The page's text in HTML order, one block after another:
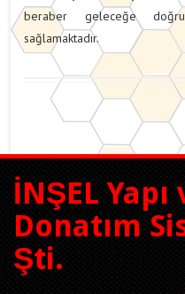
beraber geleceğe
sağlamaktadır.
İNŞEL
Donatım
Şti.